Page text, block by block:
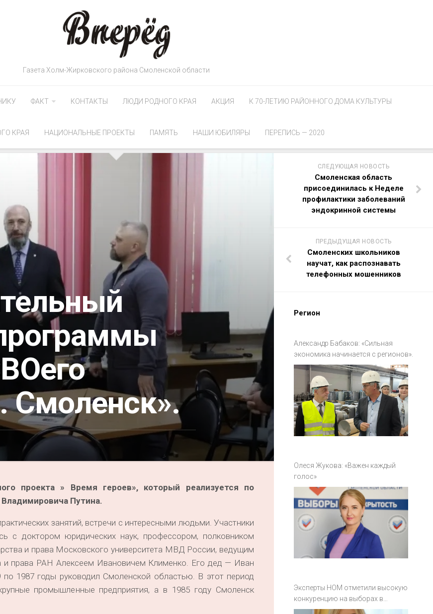
Газета Холм-Жирковского района Смоленской области
ФАКТ КОНТАКТЫ ЛЮДИ РОДНОГО КРАЯ АКЦИЯ К 70-ЛЕТИЮ РАЙОННОГО ДОМА КУЛЬТУРЫ
КРАЯ НАЦИОНАЛЬНЫЕ ПРОЕКТЫ ПАМЯТЬ НАШИ ЮБИЛЯРЫ ПЕРЕПИСЬ — 2020
Смоленск».
проекта » Время героев», который реализуется по
Путина.
занятий, встречи с интересными людьми. Участники
с доктором юридических наук, профессором, полковником
и права Московского университета МВД России, ведущим
и права РАН Алексеем Ивановичем Клименко. Его дед — Иван
1987 годы руководил Смоленской областью. В этот период
промышленные предприятия, а в 1985 году Смоленск
СЛЕДУЮЩАЯ НОВОСТЬ
Смоленская область
присоединилась к Неделе
профилактики заболеваний
эндокринной системы
ПРЕДЫДУЩАЯ НОВОСТЬ
Смоленских школьников
научат, как распознавать
телефонных мошенников
Регион
Александр Бабаков: «Сильная
экономика начинается с регионов».
Олеся Жукова: «Важен каждый
голос»
Эксперты НОМ отметили высокую
конкуренцию на выборах в
Смоленской области